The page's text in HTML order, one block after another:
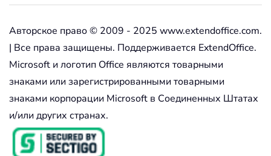
Авторское право © 2009 - 2025 www.extendoffice.com.
| Все права защищены. Поддерживается ExtendOffice.
Microsoft и логотип Office являются товарными
знаками или зарегистрированными товарными
знаками корпорации Microsoft в Соединенных Штатах
и/или других странах.